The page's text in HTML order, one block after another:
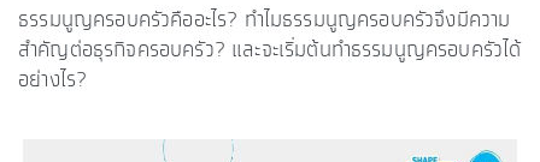
ธรรมนูญครอบครัวคืออะไร? ทำไมธรรมนูญครอบครัวจึงมีความ
สำคัญต่อธุรกิจครอบครัว? และจะเริ่มต้นทำธรรมนูญครอบครัวได้
อย่างไร?